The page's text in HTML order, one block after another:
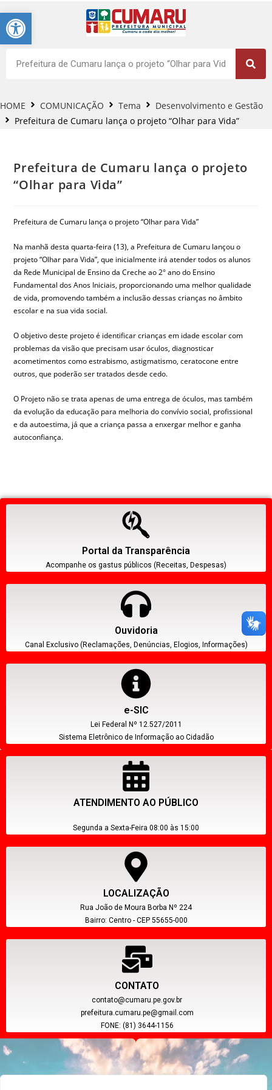
Barra de Ferramentas Aberta
HOME COMUNICAÇÃO Tema
Desenvolvimento e Gestão
Prefeitura de Cumaru lança o projeto “Olhar para Vida”
Prefeitura de Cumaru lança o projeto
“Olhar para Vida”
Prefeitura de Cumaru lança o projeto “Olhar para Vida”
Na manhã desta quarta-feira (13), a Prefeitura de Cumaru lançou o
projeto “Olhar para Vida”, que inicialmente irá atender todos os alunos
da Rede Municipal de Ensino da Creche ao 2° ano do Ensino
Fundamental dos Anos Iniciais, proporcionando uma melhor qualidade
de vida, promovendo também a inclusão dessas crianças no âmbito
escolar e na sua vida social.
O objetivo deste projeto é identificar crianças em idade escolar com
problemas da visão que precisam usar óculos, diagnosticar
acometimentos como estrabismo, astigmatismo, ceratocone entre
outros, que poderão ser tratados desde cedo.
O Projeto não se trata apenas de uma entrega de óculos, mas também
da evolução da educação para melhoria do convívio social, profissional
e da autoestima, já que a criança passa a enxergar melhor e ganha
autoconfiança.
Portal da Transparência
Acompanhe os gastus públicos (Receitas, Despesas)
Ouvidoria
Canal Exclusivo (Reclamações, Denúncias, Elogios, Informações)
e-SIC
Lei Federal Nº 12.527/2011
Sistema Eletrônico de Informação ao Cidadão
ATENDIMENTO AO PÚBLICO
Segunda a Sexta-Feira 08:00 às 15:00
LOCALIZAÇÃO
Rua João de Moura Borba Nº 224
Bairro: Centro - CEP 55655-000
CONTATO
contato@cumaru.pe.gov.br
prefeitura.cumaru.pe@gmail.com
FONE: (81) 3644-1156